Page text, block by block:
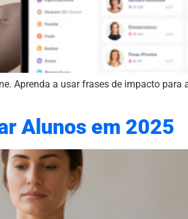
Aprenda a usar frases de impacto para
Alunos em 2025